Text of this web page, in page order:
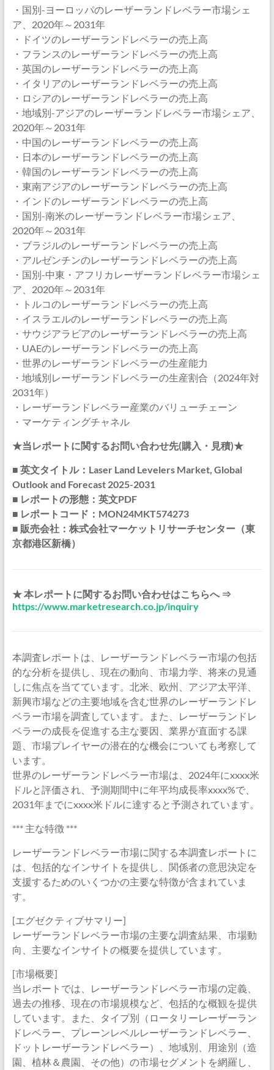
・国別-ヨーロッパのレーザーランドレベラー市場シェ
ア、2020年～2031年
・ドイツのレーザーランドレベラーの売上高
・フランスのレーザーランドレベラーの売上高
・英国のレーザーランドレベラーの売上高
・イタリアのレーザーランドレベラーの売上高
・ロシアのレーザーランドレベラーの売上高
・地域別-アジアのレーザーランドレベラー市場シェア、
2020年～2031年
・中国のレーザーランドレベラーの売上高
・日本のレーザーランドレベラーの売上高
・韓国のレーザーランドレベラーの売上高
・東南アジアのレーザーランドレベラーの売上高
・インドのレーザーランドレベラーの売上高
・国別-南米のレーザーランドレベラー市場シェア、
2020年～2031年
・ブラジルのレーザーランドレベラーの売上高
・アルゼンチンのレーザーランドレベラーの売上高
・国別-中東・アフリカレーザーランドレベラー市場シェ
ア、2020年～2031年
・トルコのレーザーランドレベラーの売上高
・イスラエルのレーザーランドレベラーの売上高
・サウジアラビアのレーザーランドレベラーの売上高
・UAEのレーザーランドレベラーの売上高
・世界のレーザーランドレベラーの生産能力
・地域別レーザーランドレベラーの生産割合（2024年対
2031年）
・レーザーランドレベラー産業のバリューチェーン
・マーケティングチャネル
★当レポートに関するお問い合わせ先(購入・見積)★
■ 英文タイトル：Laser Land Levelers Market, Global
Outlook and Forecast 2025-2031
■ レポートの形態：英文PDF
■ レポートコード：MON24MKT574273
■ 販売会社：株式会社マーケットリサーチセンター（東
京都港区新橋）
★ 本レポートに関するお問い合わせはこちらへ ⇒
https://www.marketresearch.co.jp/inquiry
本調査レポートは、レーザーランドレベラー市場の包括
的な分析を提供し、現在の動向、市場力学、将来の見通
しに焦点を当てています。北米、欧州、アジア太平洋、
新興市場などの主要地域を含む世界のレーザーランドレ
ベラー市場を調査しています。また、レーザーランドレ
ベラーの成長を促進する主な要因、業界が直面する課
題、市場プレイヤーの潜在的な機会についても考察して
います。
世界のレーザーランドレベラー市場は、2024年にxxxx米
ドルと評価され、予測期間中に年平均成長率xxxx%で、
2031年までにxxxx米ドルに達すると予測されています。
*** 主な特徴 ***
レーザーランドレベラー市場に関する本調査レポートに
は、包括的なインサイトを提供し、関係者の意思決定を
支援するためのいくつかの主要な特徴が含まれていま
す。
[エグゼクティブサマリー]
レーザーランドレベラー市場の主要な調査結果、市場動
向、主要なインサイトの概要を提供しています。
[市場概要]
当レポートでは、レーザーランドレベラー市場の定義、
過去の推移、現在の市場規模など、包括的な概観を提供
しています。また、タイプ別（ロータリーレーザーラン
ドレベラー、プレーンレベルレーザーランドレベラー、
ドットレーザーランドレベラー）、地域別、用途別（造
園、植林＆農園、その他）の市場セグメントを網羅し、